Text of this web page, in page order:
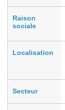
Raison
sociale
Localisation
Secteur